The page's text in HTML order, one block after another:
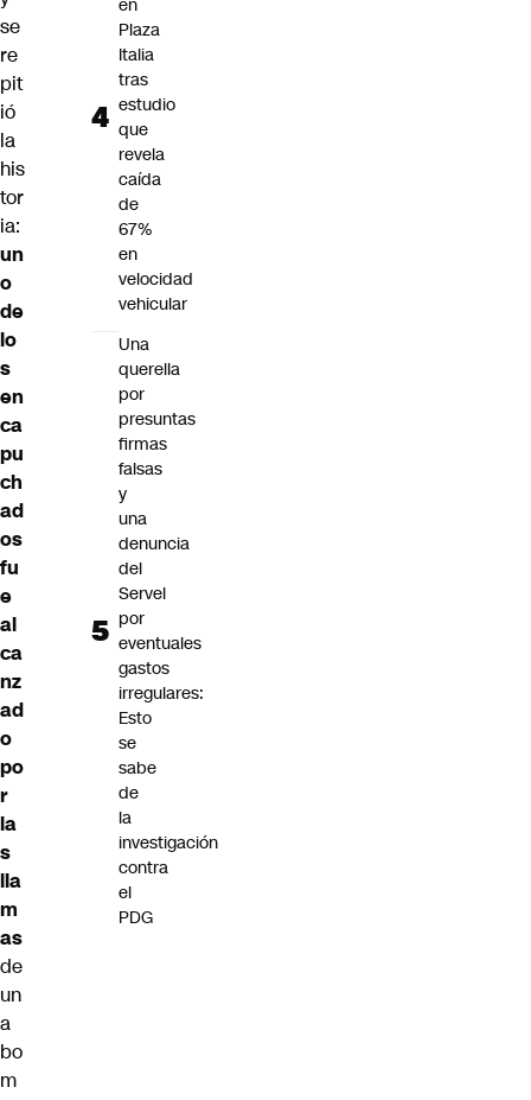
se
re
pit
ió
la
his
tor
ia:
un
o
de
lo
s
en
ca
pu
ch
ad
os
fu
e
al
ca
nz
ad
o
po
r
la
s
lla
m
as
de
un
a
bo
m
en
Plaza
Italia
tras
estudio
que
revela
caída
de
67%
en
velocidad
vehicular
Una
querella
por
presuntas
firmas
falsas
y
una
denuncia
del
Servel
por
eventuales
gastos
irregulares:
Esto
se
sabe
de
la
investigación
contra
el
PDG